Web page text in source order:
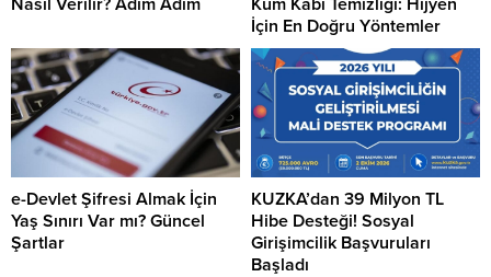
İçin En Doğru Yöntemler
e-Devlet Şifresi Almak İçin
Yaş Sınırı Var mı? Güncel
Şartlar
KUZKA’dan 39 Milyon TL
Hibe Desteği! Sosyal
Girişimcilik Başvuruları
Başladı